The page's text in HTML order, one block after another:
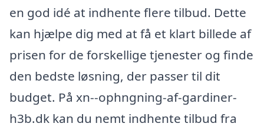
en god idé at indhente flere tilbud. Dette
kan hjælpe dig med at få et klart billede af
prisen for de forskellige tjenester og finde
den bedste løsning, der passer til dit
budget. På xn--ophngning-af-gardiner-
h3b.dk kan du nemt indhente tilbud fra